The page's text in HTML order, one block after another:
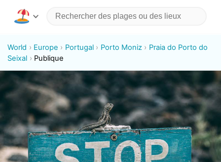
World Europe Portugal Porto Moniz
Praia do Porto do
Seixal
Publique